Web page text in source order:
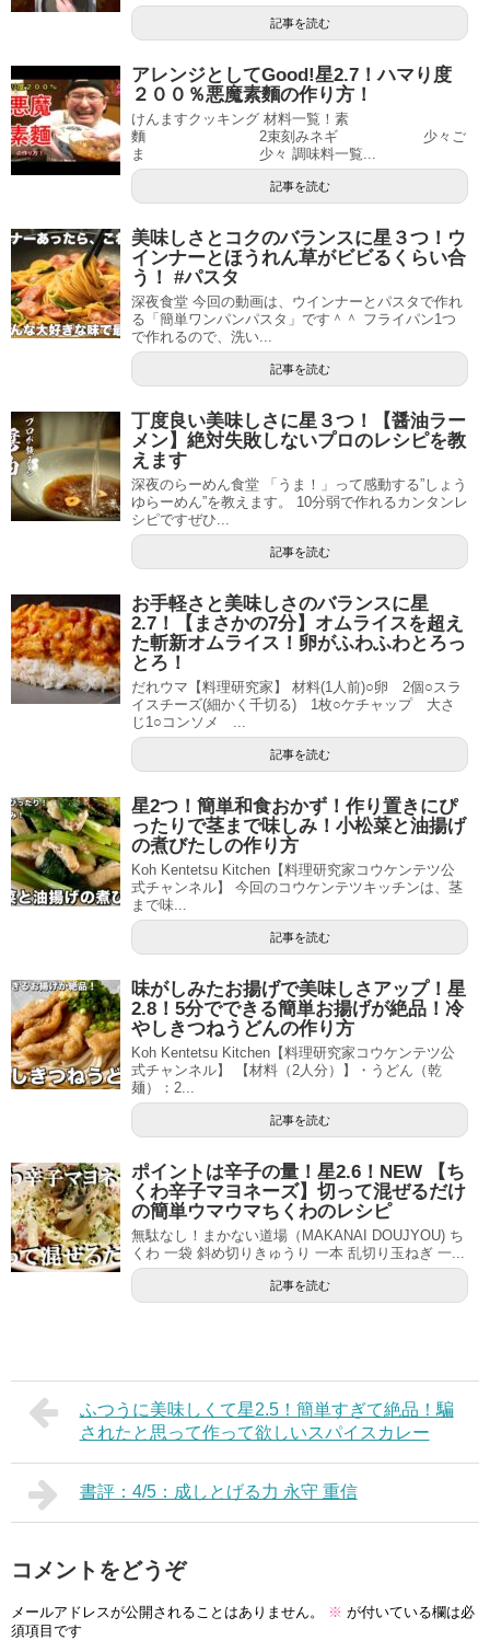
記事を読む
アレンジとしてGood!星2.7！ハマり度
２００％悪魔素麵の作り方！
けんますクッキング 材料一覧！素
麵 2束刻みネギ 少々ご
ま 少々 調味料一覧...
記事を読む
美味しさとコクのバランスに星３つ！ウ
インナーとほうれん草がビビるくらい合
う！ #パスタ
深夜食堂 今回の動画は、ウインナーとパスタで作れ
る「簡単ワンパンパスタ」です＾＾ フライパン1つ
で作れるので、洗い...
記事を読む
丁度良い美味しさに星３つ！【醤油ラー
メン】絶対失敗しないプロのレシピを教
えます
深夜のらーめん食堂 「うま！」って感動する”しょう
ゆらーめん”を教えます。 10分弱で作れるカンタンレ
シピですぜひ...
記事を読む
お手軽さと美味しさのバランスに星
2.7！【まさかの7分】オムライスを超え
た斬新オムライス！卵がふわふわとろっ
とろ！
だれウマ【料理研究家】 材料(1人前)○卵 2個○スラ
イスチーズ(細かく千切る) 1枚○ケチャップ 大さ
じ1○コンソメ ...
記事を読む
星2つ！簡単和食おかず！作り置きにぴ
ったりで茎まで味しみ！小松菜と油揚げ
の煮びたしの作り方
Koh Kentetsu Kitchen【料理研究家コウケンテツ公
式チャンネル】 今回のコウケンテツキッチンは、茎
まで味...
記事を読む
味がしみたお揚げで美味しさアップ！星
2.8！5分でできる簡単お揚げが絶品！冷
やしきつねうどんの作り方
Koh Kentetsu Kitchen【料理研究家コウケンテツ公
式チャンネル】 【材料（2人分）】・うどん（乾
麺）：2...
記事を読む
ポイントは辛子の量！星2.6！NEW 【ち
くわ辛子マヨネーズ】切って混ぜるだけ
の簡単ウマウマちくわのレシピ
無駄なし！まかない道場（MAKANAI DOUJYOU) ち
くわ 一袋 斜め切りきゅうり 一本 乱切り玉ねぎ 一...
記事を読む
ふつうに美味しくて星2.5！簡単すぎて絶品！騙
されたと思って作って欲しいスパイスカレー
書評：4/5：成しとげる力 永守 重信
コメントをどうぞ
メールアドレスが公開されることはありません。 ※ が付いている欄は必
須項目です